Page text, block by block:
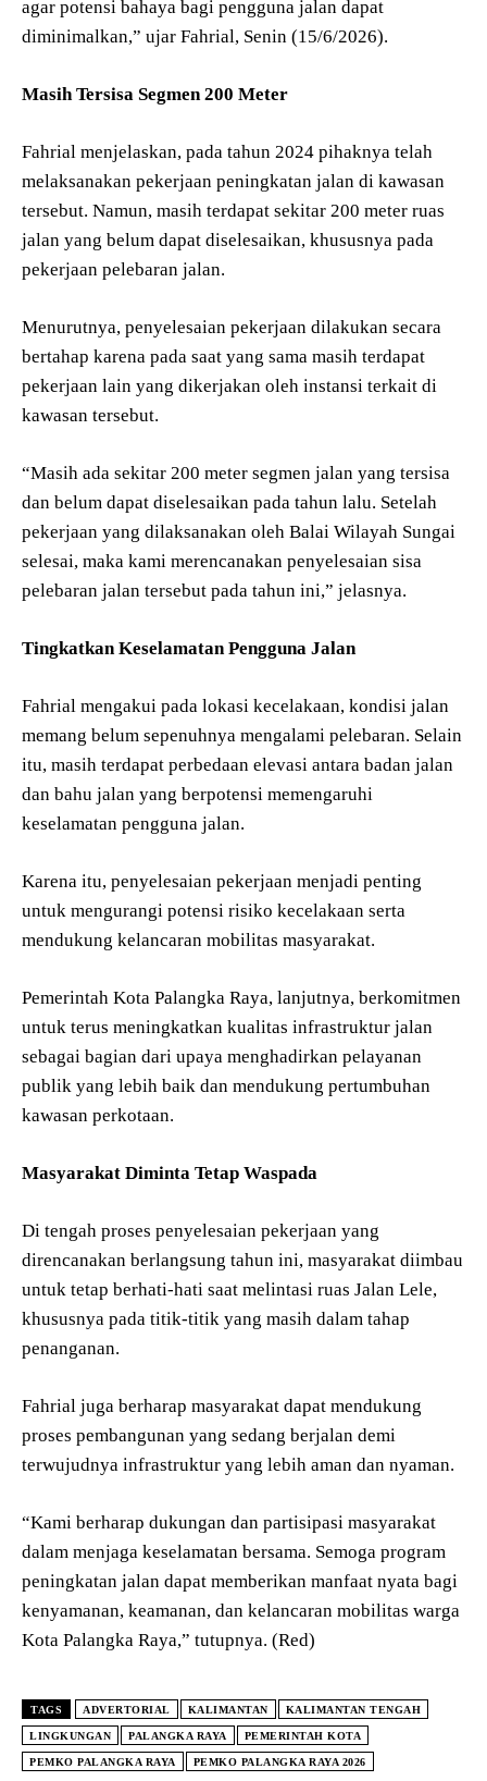
agar potensi bahaya bagi pengguna jalan dapat
diminimalkan,” ujar Fahrial, Senin (15/6/2026).
Masih Tersisa Segmen 200 Meter
Fahrial menjelaskan, pada tahun 2024 pihaknya telah
melaksanakan pekerjaan peningkatan jalan di kawasan
tersebut. Namun, masih terdapat sekitar 200 meter ruas
jalan yang belum dapat diselesaikan, khususnya pada
pekerjaan pelebaran jalan.
Menurutnya, penyelesaian pekerjaan dilakukan secara
bertahap karena pada saat yang sama masih terdapat
pekerjaan lain yang dikerjakan oleh instansi terkait di
kawasan tersebut.
“Masih ada sekitar 200 meter segmen jalan yang tersisa
dan belum dapat diselesaikan pada tahun lalu. Setelah
pekerjaan yang dilaksanakan oleh Balai Wilayah Sungai
selesai, maka kami merencanakan penyelesaian sisa
pelebaran jalan tersebut pada tahun ini,” jelasnya.
Tingkatkan Keselamatan Pengguna Jalan
Fahrial mengakui pada lokasi kecelakaan, kondisi jalan
memang belum sepenuhnya mengalami pelebaran. Selain
itu, masih terdapat perbedaan elevasi antara badan jalan
dan bahu jalan yang berpotensi memengaruhi
keselamatan pengguna jalan.
Karena itu, penyelesaian pekerjaan menjadi penting
untuk mengurangi potensi risiko kecelakaan serta
mendukung kelancaran mobilitas masyarakat.
Pemerintah Kota Palangka Raya, lanjutnya, berkomitmen
untuk terus meningkatkan kualitas infrastruktur jalan
sebagai bagian dari upaya menghadirkan pelayanan
publik yang lebih baik dan mendukung pertumbuhan
kawasan perkotaan.
Masyarakat Diminta Tetap Waspada
Di tengah proses penyelesaian pekerjaan yang
direncanakan berlangsung tahun ini, masyarakat diimbau
untuk tetap berhati-hati saat melintasi ruas Jalan Lele,
khususnya pada titik-titik yang masih dalam tahap
penanganan.
Fahrial juga berharap masyarakat dapat mendukung
proses pembangunan yang sedang berjalan demi
terwujudnya infrastruktur yang lebih aman dan nyaman.
“Kami berharap dukungan dan partisipasi masyarakat
dalam menjaga keselamatan bersama. Semoga program
peningkatan jalan dapat memberikan manfaat nyata bagi
kenyamanan, keamanan, dan kelancaran mobilitas warga
Kota Palangka Raya,” tutupnya. (Red)
TAGS ADVERTORIAL KALIMANTAN KALIMANTAN TENGAH
LINGKUNGAN PALANGKA RAYA PEMERINTAH KOTA
PEMKO PALANGKA RAYA PEMKO PALANGKA RAYA 2026